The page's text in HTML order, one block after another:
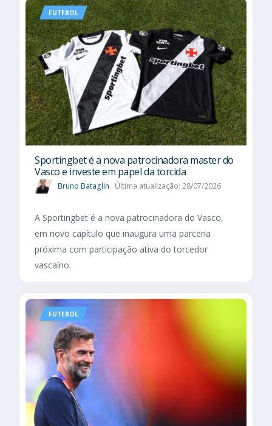
FUTEBOL
Sportingbet é a nova patrocinadora master do
Vasco e investe em papel da torcida
Bruno Bataglin Última atualização: 28/07/2026
A Sportingbet é a nova patrocinadora do Vasco,
em novo capítulo que inaugura uma parceria
próxima com participação ativa do torcedor
vascaíno.
FUTEBOL